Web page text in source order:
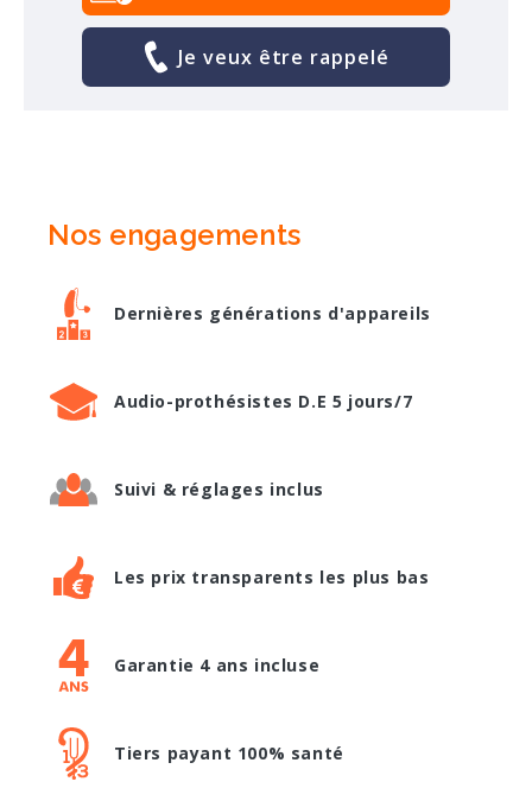
Je veux être rappelé
Nos engagements
Dernières générations d'appareils
Audio-prothésistes D.E 5 jours/7
Suivi & réglages inclus
Les prix transparents les plus bas
Garantie 4 ans incluse
Tiers payant 100% santé